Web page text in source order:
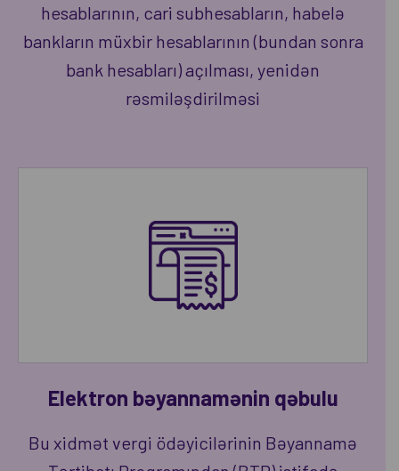
hesablarının, cari subhesabların, habelə
bankların müxbir hesablarının (bundan sonra
bank hesabları) açılması, yenidən
rəsmiləşdirilməsi
Elektron bəyannamənin qəbulu
Bu xidmət vergi ödəyicilərinin Bəyannamə